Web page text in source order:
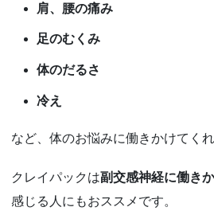
肩、腰の痛み
足のむくみ
体のだるさ
冷え
など、体のお悩みに働きかけてくれ
クレイパックは副交感神経に働き
感じる人にもおススメです。